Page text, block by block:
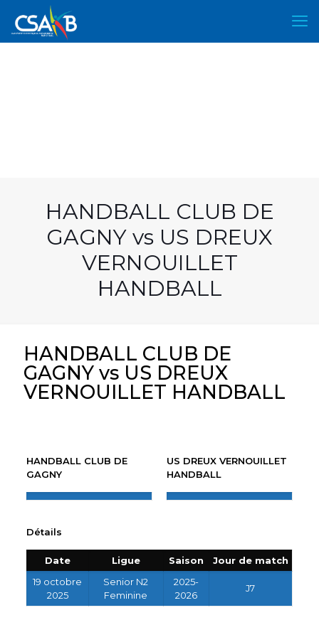
HANDBALL CLUB DE
GAGNY vs US DREUX
VERNOUILLET
HANDBALL
HANDBALL CLUB DE
GAGNY vs US DREUX
VERNOUILLET HANDBALL
HANDBALL CLUB DE
GAGNY
US DREUX VERNOUILLET
HANDBALL
Détails
Date Ligue Saison
Jour de match
19 octobre
2025
Senior N2
Feminine
2025-
2026
J7